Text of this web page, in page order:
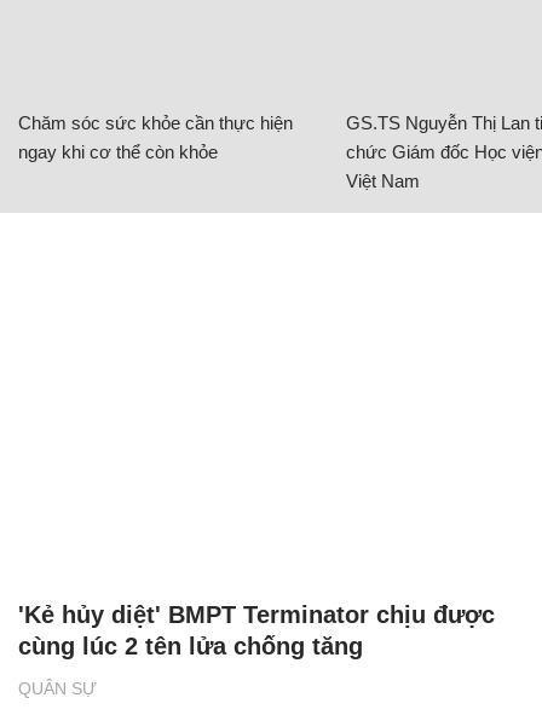
Chăm sóc sức khỏe cần thực hiện
ngay khi cơ thể còn khỏe
GS.TS Nguyễn Thị Lan
chức Giám đốc Học
Việt Nam
QUÂN SỰ
'Kẻ hủy diệt' BMPT Terminator chịu được
cùng lúc 2 tên lửa chống tăng